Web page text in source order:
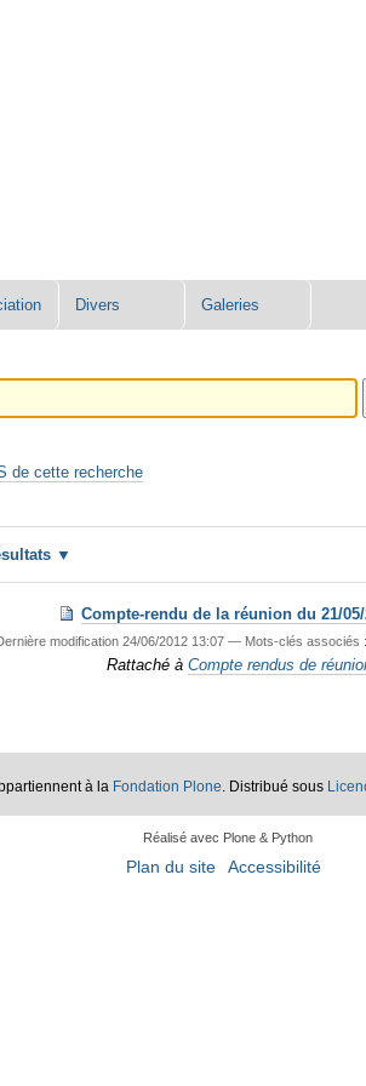
Divers Galeries
de cette recherche
Compte-rendu de la réunion du 21/05/
modification24/06/2012 13:07 — Mots-clés associés :
Rattaché à Compte rendus de
à la Fondation Plone. Distribué sous
Réalisé avec Plone & Python
Plan du site Accessibilité